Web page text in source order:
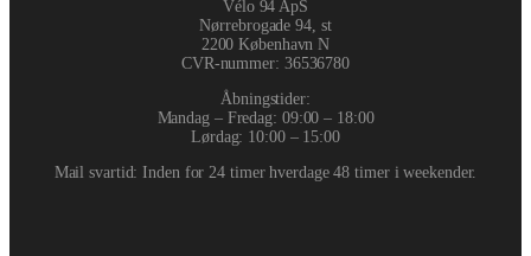
Vélo 94 ApS
Nørrebrogade 94, st
2200 København N
CVR-nummer: 36536780
Åbningstider:
Mandag – Fredag: 09:00 – 18:00
Lørdag: 10:00 – 15:00
Mail svartid: Inden for 24 timer hverdage 48 timer i weekender.